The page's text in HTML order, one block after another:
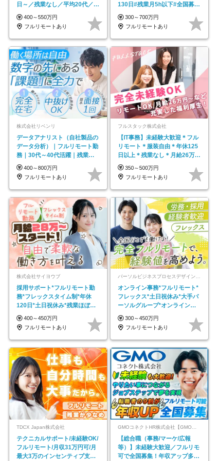
日～／残業なし／平均20代／リ
モートOK
400～550万円
フルリモートあり
130日#残業月5h以下#全国募集
#最大1年の研修
300～700万円
フルリモートあり
株式会社リベンリ
データアナリスト（自社製品の
データ分析）｜フルリモート勤
務｜30代～40代活躍｜残業少
なめ｜子育て社員多数活躍
400～800万円
フルリモートあり
フルスタック株式会社
【IT事務】未経験大歓迎＊フル
リモート＊服装自由＊年休125
日以上＊残業なし＊月給26万円
以上
350～500万円
フルリモートあり
株式会社サイヨウブ
採用サポート*フルリモート勤
務*フレックスタイム制*年休
120日*土日祝休み*残業ほぼな
し*育児中社員8割以上
400～450万円
フルリモートあり
パーソルビジネスプロセスデザイン株式会社 事業開発本部
オンライン事務*フルリモート*
フレックス*土日祝休み*大手パ
ーソルグループ*オンライン面
接*30～40代活躍中
300～450万円
フルリモートあり
TDCX Japan株式会社
テクニカルサポート/未経験OK/
フルリモート/月収31万円可/月
最大3万のインセンティブ支給/
GMOコネクトHR株式会社【GMOインターネットグループ】
【総合職（事務/マーケ/広報
等）】未経験大歓迎／フルリモ
可で全国募集！年収アップ多数